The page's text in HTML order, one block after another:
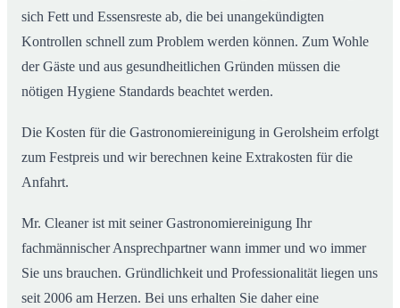
sich Fett und Essensreste ab, die bei unangekündigten
Kontrollen schnell zum Problem werden können. Zum Wohle
der Gäste und aus gesundheitlichen Gründen müssen die
nötigen Hygiene Standards beachtet werden.
Die Kosten für die Gastronomiereinigung in Gerolsheim erfolgt
zum Festpreis und wir berechnen keine Extrakosten für die
Anfahrt.
Mr. Cleaner ist mit seiner Gastronomiereinigung Ihr
fachmännischer Ansprechpartner wann immer und wo immer
Sie uns brauchen. Gründlichkeit und Professionalität liegen uns
seit 2006 am Herzen. Bei uns erhalten Sie daher eine